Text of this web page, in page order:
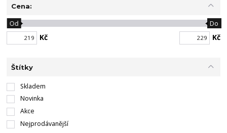
Cena:
Kč
Od Do
Kč
Štítky
Skladem
Novinka
Akce
Nejprodávanější